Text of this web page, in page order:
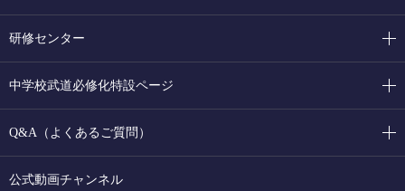
研修センター
中学校武道必修化特設ページ
Q&A（よくあるご質問）
公式動画チャンネル